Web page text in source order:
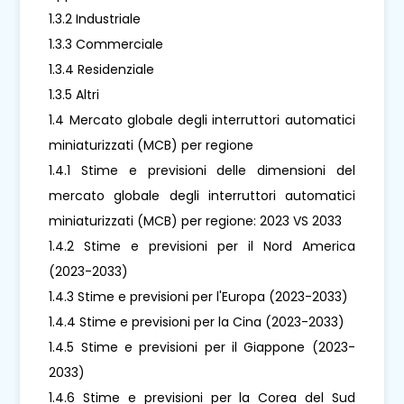
1.3.2 Industriale
1.3.3 Commerciale
1.3.4 Residenziale
1.3.5 Altri
1.4 Mercato globale degli interruttori automatici
miniaturizzati (MCB) per regione
1.4.1 Stime e previsioni delle dimensioni del
mercato globale degli interruttori automatici
miniaturizzati (MCB) per regione: 2023 VS 2033
1.4.2 Stime e previsioni per il Nord America
(2023-2033)
1.4.3 Stime e previsioni per l'Europa (2023-2033)
1.4.4 Stime e previsioni per la Cina (2023-2033)
1.4.5 Stime e previsioni per il Giappone (2023-
2033)
1.4.6 Stime e previsioni per la Corea del Sud